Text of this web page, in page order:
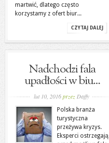
martwić, dlatego często
korzystamy z ofert biur...
CZYTAJ DALEJ
Nadchodzi fala
upadłości w biu...
lut 10, 2016przez Daffy
Polska branża
turystyczna
przeżywa kryzys.
Eksperci ostrzegają